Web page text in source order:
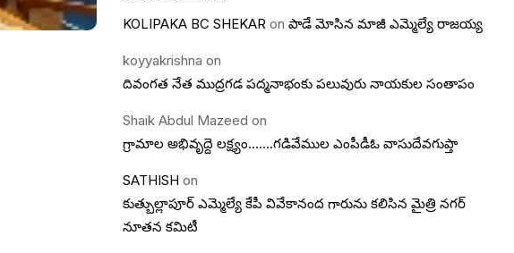
KOLIPAKA BC SHEKAR onపాడే మోసిన మాజీ ఎమ్మెల్యే రాజయ్య
koyyakrishna on
దివంగత నేత ముద్రగడ పద్మనాభంకు పలువురు నాయకుల సంతాపం
Shaik Abdul Mazeed on
గ్రామాల అభివృద్దె లక్ష్యం…….గడివేముల ఎంపీడీఓ వాసుదేవగుప్తా
SATHISH on
కుత్బుల్లాపూర్ ఎమ్మెల్యే కేపీ వివేకానంద గారును కలిసిన మైత్రి నగర్
నూతన కమిటీ